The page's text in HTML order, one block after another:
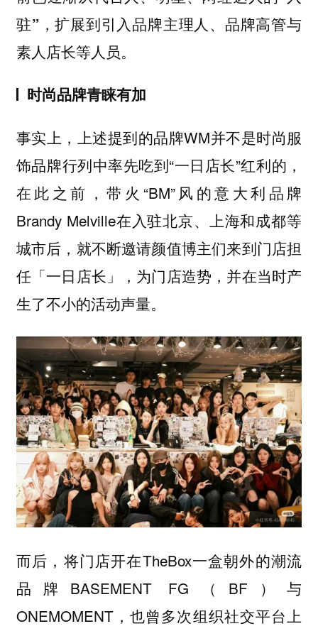
驻”，扩展到引入品牌主理人、品牌高管与
素人店长等人员。
时尚品牌青睐有加
事实上，上述提到的品牌WM并不是时尚服
饰品牌行列中率先吃到“一日店长”红利的，
在此之前，带火“BM”风的意大利品牌
Brandy Melville在入驻北京、上海和成都等
城市后，就不断邀请颜值博主们来到门店担
任「一日店长」，为门店造势，并在当时产
生了不小的活动声量。
而后，将门店开在TheBox一盒朝外的潮流
品牌BASEMENT FG（BF）与
ONEMOMENT，也曾多次组织社交平台上